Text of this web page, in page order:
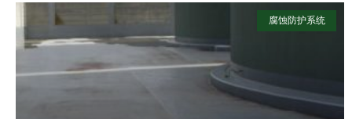
腐蚀防护系统